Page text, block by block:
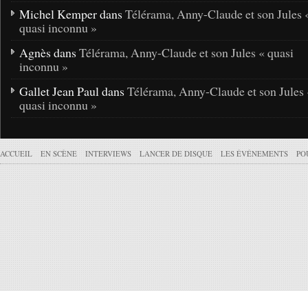
Michel Kemper dans Télérama, Anny-Claude et son Jules
quasi inconnu »
Agnès dans Télérama, Anny-Claude et son Jules « quasi
inconnu »
Gallet Jean Paul dans Télérama, Anny-Claude et son Jules
quasi inconnu »
ACCUEIL EN SCÈNE INTERVIEWS LANCER DE DISQUE LES ÉVÉNEMENTS